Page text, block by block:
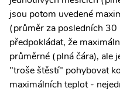
jsou potom uvedené
(průměr za posledních 30
předpokládat, že
průměrné (plná čára), ale
"troše štěstí" pohybovat
maximálních teplot -